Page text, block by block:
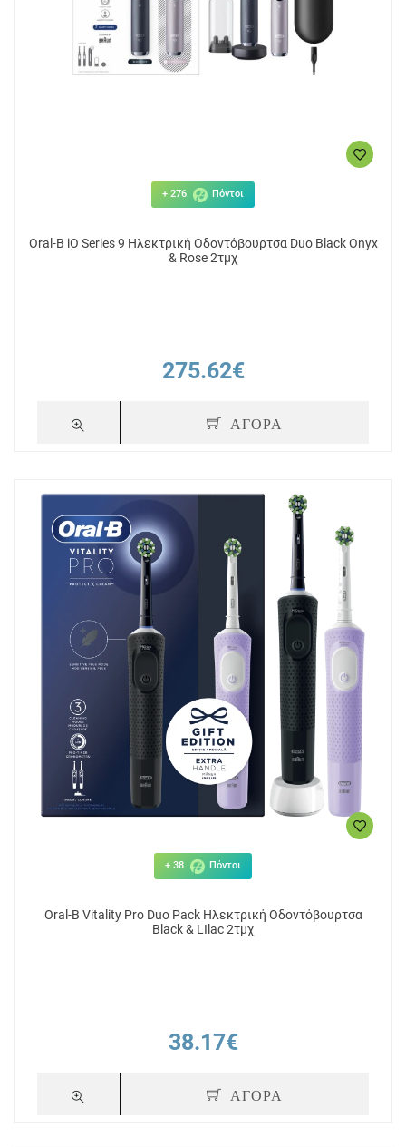
+ 276 Πόντοι
Oral-B iO Series 9 Ηλεκτρική Οδοντόβουρτσα Duo Black Onyx
& Rose 2τμχ
275.62€
ΑΓΟΡΑ
+ 38 Πόντοι
Oral-B Vitality Pro Duo Pack Ηλεκτρική Οδοντόβουρτσα
Black & LIlac 2τμχ
38.17€
ΑΓΟΡΑ